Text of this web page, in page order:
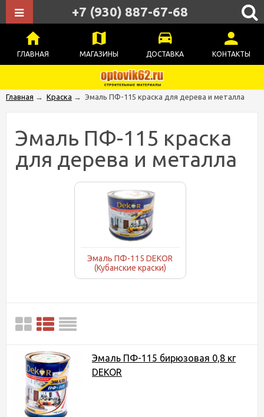
ГЛАВНАЯ МАГАЗИНЫ ДОСТАВКА КОНТАКТЫ
+7 (930) 887-67-68
Главная → Краска → Эмаль ПФ-115 краска для дерева и металла
Эмаль ПФ-115 краска
для дерева и металла
Эмаль ПФ-115 DEKOR
(Кубанские краски)
Эмаль ПФ-115 бирюзовая 0,8 кг
DEKOR